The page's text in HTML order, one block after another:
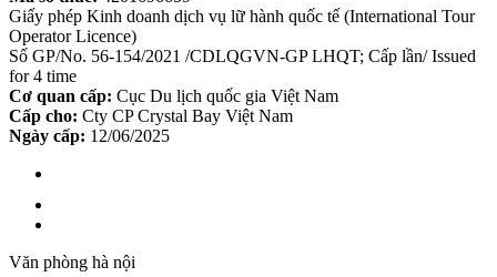
Giấy phép Kinh doanh dịch vụ lữ hành quốc tế (International Tour
Operator Licence)
Số GP/No. 56-154/2021 /CDLQGVN-GP LHQT; Cấp lần/ Issued
for 4 time
Cơ quan cấp: Cục Du lịch quốc gia Việt Nam
Cấp cho: Cty CP Crystal Bay Việt Nam
Ngày cấp: 12/06/2025
Văn phòng hà nội